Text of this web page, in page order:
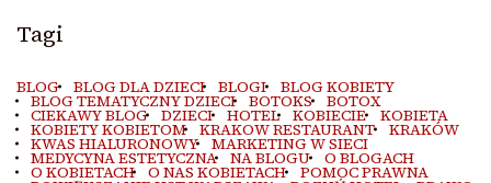
Tagi
BLOG BLOG DLA DZIECI BLOGI BLOG KOBIETY
BLOG TEMATYCZNY DZIECI BOTOKS BOTOX
CIEKAWY BLOG DZIECI HOTEL KOBIECIE KOBIETA
KOBIETY KOBIETOM KRAKOW RESTAURANT KRAKÓW
KWAS HIALURONOWY MARKETING W SIECI
MEDYCYNA ESTETYCZNA NA BLOGU O BLOGACH
O KOBIETACH O NAS KOBIETACH POMOC PRAWNA